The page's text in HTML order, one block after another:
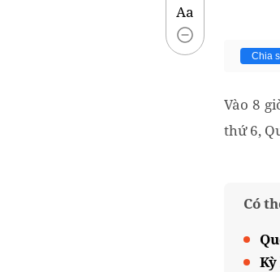
Aa
Chia
Vào 8
thứ 6,
Có